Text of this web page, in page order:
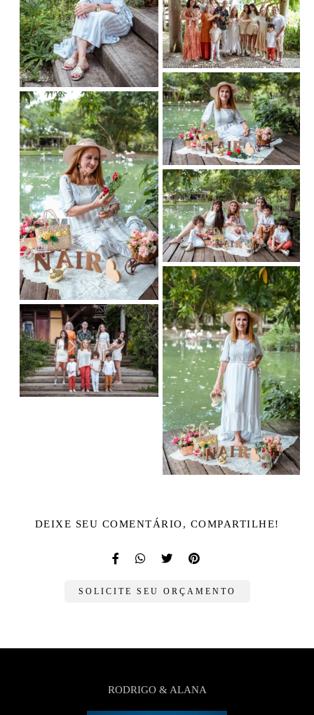
DEIXE SEU COMENTÁRIO, COMPARTILHE!
SOLICITE SEU ORÇAMENTO
RODRIGO & ALANA